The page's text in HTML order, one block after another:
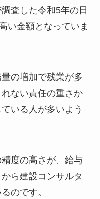
査した令和5年の日
い金額となっていま
の増加で残業が多
ない責任の重さか
いる人が多いよう
度の高さが、給与
ら建設コンサルタ
のです。